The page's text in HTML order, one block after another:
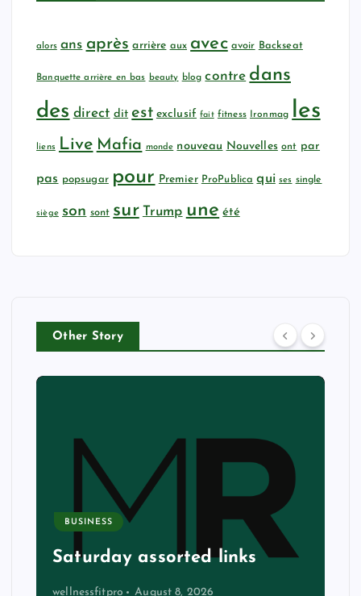
alors ans après arrière aux avec avoir Backseat
Banquette arrière en bas beauty blog contre dans
des direct dit est exclusif fait fitness Ironmag les
liens Live Mafia monde nouveau Nouvelles ont par
pas popsugar pour Premier ProPublica qui ses single
siège son sont sur Trump une été
Other Story
BUSINESS
Saturday assorted links
wellnessfitpro August 8, 2026